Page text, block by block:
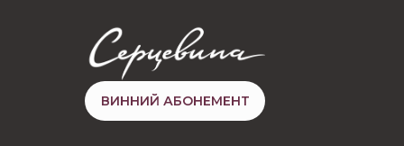
ВИННИЙ АБОНЕМЕНТ